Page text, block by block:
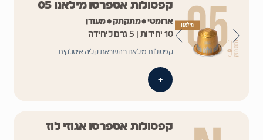
קפסולות אספרסו מילאנו 05
ארומטי • מתקתק • מעודן
10 יחידות | 5 גרם ליחידה
קפסולות מילאנו בהשראת קליה איטלקית
+
קפסולות אספרסו אגוזי לוז